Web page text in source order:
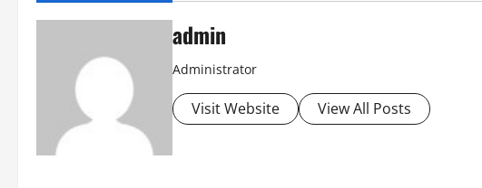
admin
Administrator
Visit Website View All Posts